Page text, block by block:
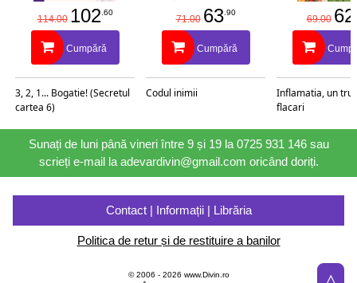
114.00 102 .60
Cumpără
3, 2, 1... Bogatie! (Secretul
cartea 6)
71.00 63 .90
Cumpără
Codul inimii
69.00 62
Inflamatia, un
flacari
Sunați de luni până vineri între 9 și 19 la 0725 931 146 sau
scrieți e-mail la adevardivin@gmail.com oricând doriți.
Contact | Informații | Librăria
Politica de retur și de restituire a banilor
© 2006 - 2026 www.Divin.ro